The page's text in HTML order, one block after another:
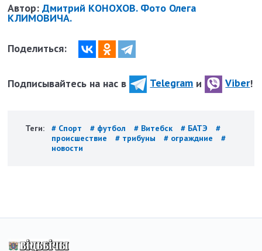
Автор:Дмитрий КОНОХОВ. Фото Олега
КЛИМОВИЧА.
Поделиться:
Подписывайтесь на нас в Telegram и Viber!
Теги: # Спорт # футбол # Витебск # БАТЭ
#
происшествие
# трибуны # ограждние
#
новости